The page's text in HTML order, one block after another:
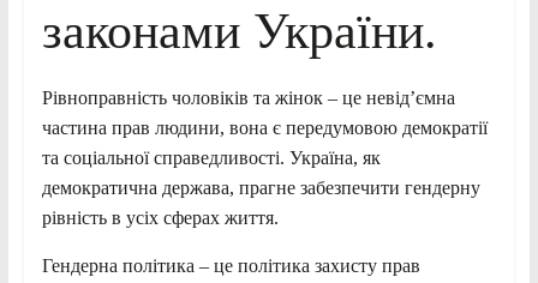
законами України.
Рівноправність чоловіків та жінок – це невід’ємна
частина прав людини, вона є передумовою демократії
та соціальної справедливості. Україна, як
демократична держава, прагне забезпечити гендерну
рівність в усіх сферах життя.
Гендерна політика – це політика захисту прав